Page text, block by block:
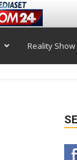
Reality Show